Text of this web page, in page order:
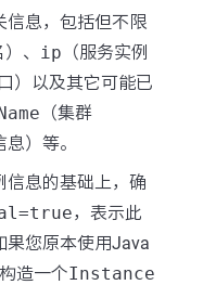
信息，包括但不限
、 ip （服务实例
）以及其它可能已
（集群
息）等。
信息的基础上，确
，表示此
果您原本使用Java
造一个Instance